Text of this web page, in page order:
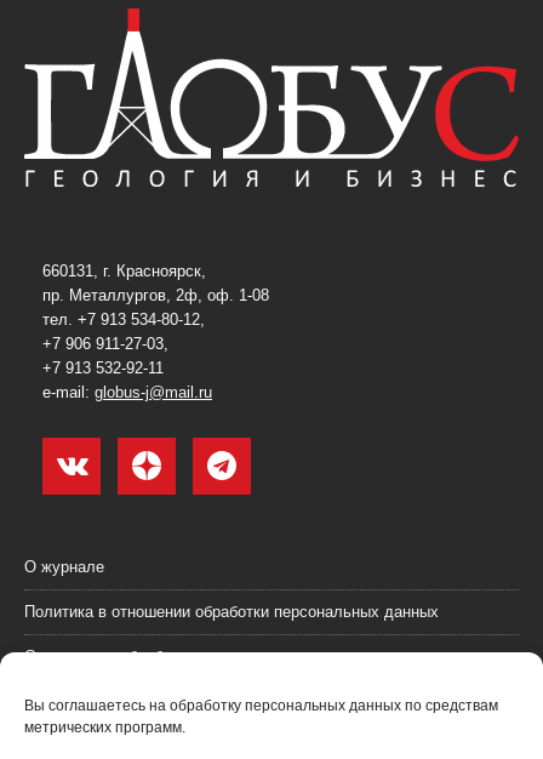
Вы соглашаетесь на обработку персональных данных по средствам
метрических программ.
660131, г. Красноярск,
пр. Металлургов, 2ф, оф. 1-08
тел. +7 913 534-80-12,
+7 906 911-27-03,
+7 913 532-92-11
e-mail: globus-j@mail.ru
О журнале
Политика в отношении обработки персональных данных
Согласие на обработку персональных данных
Пользовательское соглашение (оферта)